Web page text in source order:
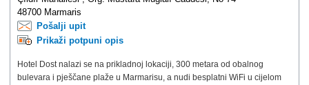
48700 Marmaris
Pošalji upit
Prikaži potpuni opis
Hotel Dost nalazi se na prikladnoj lokaciji, 300 metara od obalnog
bulevara i pješčane plaže u Marmarisu, a nudi besplatni WiFi u cijelom